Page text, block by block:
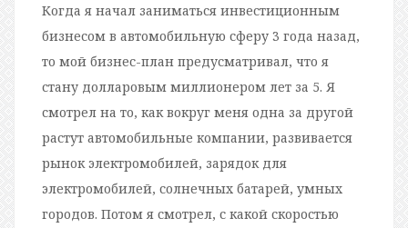
Когда я начал заниматься инвестиционным
бизнесом в автомобильную сферу 3 года назад,
то мой бизнес-план предусматривал, что я
стану долларовым миллионером лет за 5. Я
смотрел на то, как вокруг меня одна за другой
растут автомобильные компании, развивается
рынок электромобилей, зарядок для
электромобилей, солнечных батарей, умных
городов. Потом я смотрел, с какой скоростью